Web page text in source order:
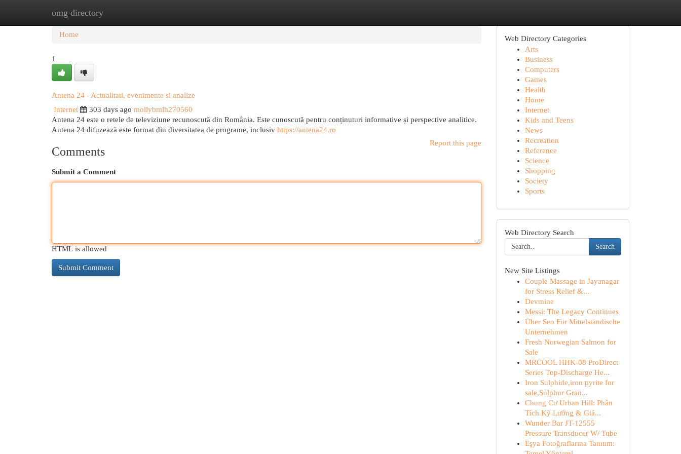
omg directory
Home New Site Listings
Home
1
Antena 24 - Actualitati, evenimente si analize
Internet
303 days ago mollybmlh270560
Antena 24 este o retele de televiziune recunoscută din România. Este cunoscută pentru conținuturi informative și perspective analitice.
Antena 24 difuzează este format din diversitatea de programe, inclusiv https://antena24.ro
Report this page
Comments
Submit a Comment
HTML is allowed
Web Directory Categories
Arts
Business
Computers
Games
Health
Home
Internet
Kids and Teens
News
Recreation
Reference
Science
Shopping
Society
Sports
Web Directory Search
Search
New Site Listings
Couple Massage in Jayanagar
for Stress Relief &...
Devmine
Messi: The Legacy Continues
Über Seo Für Mittelständische
Unternehmen
Fresh Norwegian Salmon for
Sale
MRCOOL HHK-08 ProDirect
Series Top-Discharge He...
Iron Sulphide,iron pyrite for
sale,Sulphur Gran...
Chung Cư Urban Hill: Phân
Tích Kỹ Lưỡng & Giá...
Wunder Bar JT-12555
Pressure Transducer W/ Tube
Eşya Fotoğraflarına Tanıtım: